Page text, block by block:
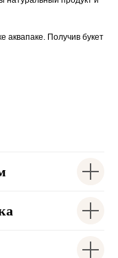
аквапаке. Получив букет